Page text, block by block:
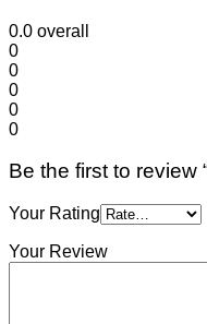
0.0 overall
0
0
0
0
0
Be the first to review
Your Rating
Your Review